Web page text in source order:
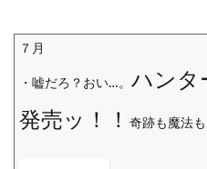
７月
・嘘だろ？おい…。 ハンタ
発売ッ！！
奇跡も魔法